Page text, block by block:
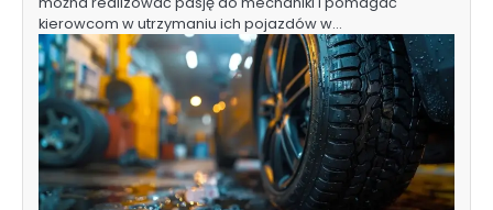
kierowcom w utrzymaniu ich pojazdów w…